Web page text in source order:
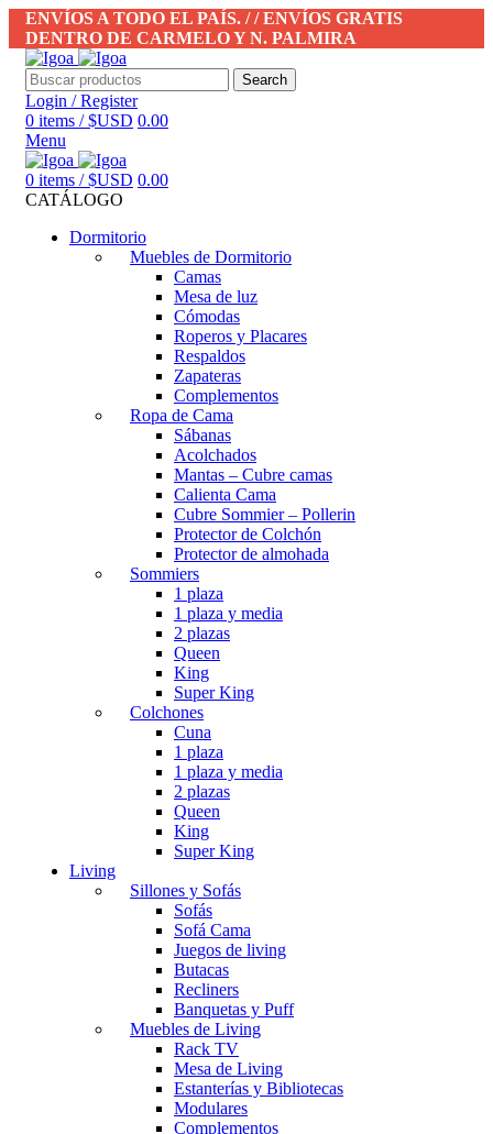
ENVÍOS A TODO EL PAÍS. / / ENVÍOS GRATIS
DENTRO DE CARMELO Y N. PALMIRA
Search
Login / Register
0 items / $USD 0.00
Menu
0 items / $USD 0.00
CATÁLOGO
Dormitorio
Muebles de Dormitorio
Camas
Mesa de luz
Cómodas
Roperos y Placares
Respaldos
Zapateras
Complementos
Ropa de Cama
Sábanas
Acolchados
Mantas – Cubre camas
Calienta Cama
Cubre Sommier – Pollerin
Protector de Colchón
Protector de almohada
Sommiers
1 plaza
1 plaza y media
2 plazas
Queen
King
Super King
Colchones
Cuna
1 plaza
1 plaza y media
2 plazas
Queen
King
Super King
Living
Sillones y Sofás
Sofás
Sofá Cama
Juegos de living
Butacas
Recliners
Banquetas y Puff
Muebles de Living
Rack TV
Mesa de Living
Estanterías y Bibliotecas
Modulares
Complementos